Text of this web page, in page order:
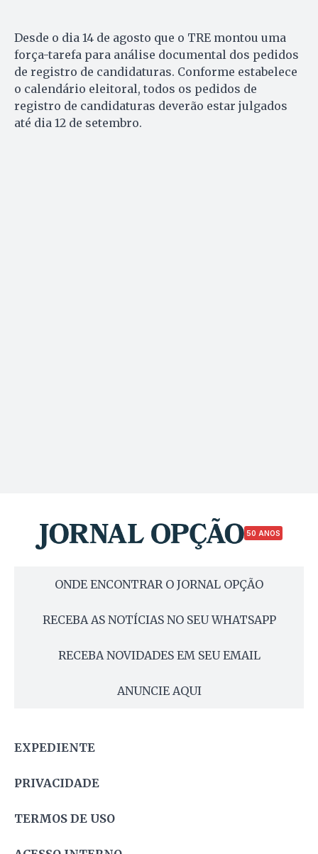
Desde o dia 14 de agosto que o TRE montou uma
força-tarefa para análise documental dos pedidos
de registro de candidaturas. Conforme estabelece
o calendário eleitoral, todos os pedidos de
registro de candidaturas deverão estar julgados
até dia 12 de setembro.
50 ANOS
ONDE ENCONTRAR O JORNAL OPÇÃO
RECEBA AS NOTÍCIAS NO SEU WHATSAPP
RECEBA NOVIDADES EM SEU EMAIL
ANUNCIE AQUI
EXPEDIENTE
PRIVACIDADE
TERMOS DE USO